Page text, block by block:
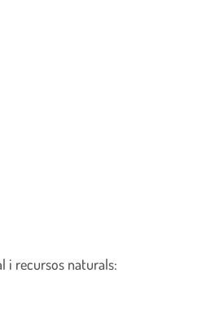
i recursos naturals: